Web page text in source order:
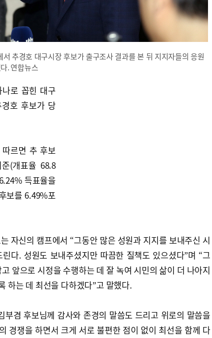
추경호 대구시장 후보가 출구조사 결과를 본 뒤 지지자들의 응원
. 연합뉴스
로 꼽힌 대구
호 후보가 당
르면 추 후보
(개표율 68.8
득표율을
보를 6.49%포
자신의 캠프에서 “그동안 많은 성원과 지지를 보내주신 시
다. 성원도 보내주셨지만 따끔한 질책도 있으셨다”며 “그
앞으로 시정을 수행하는 데 잘 녹여 시민의 삶이 더 나아지
하는 데 최선을 다하겠다”고 말했다.
부겸 후보님께 감사와 존경의 말씀도 드리고 위로의 말씀을
경쟁을 하면서 크게 서로 불편한 점이 없이 최선을 함께 다